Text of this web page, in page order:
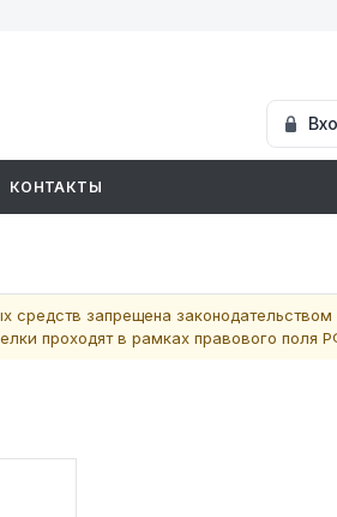
КОНТАКТЫ
средств запрещена
проходят в рамках правового поля